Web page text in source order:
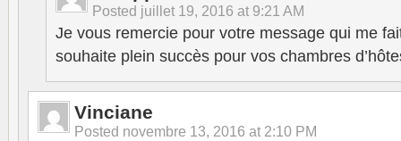
Posted juillet 19, 2016 at 9:21 AM
Je vous remercie pour votre message qui me
souhaite plein succès pour vos chambres
Vinciane
Posted novembre 13, 2016 at 2:10 PM